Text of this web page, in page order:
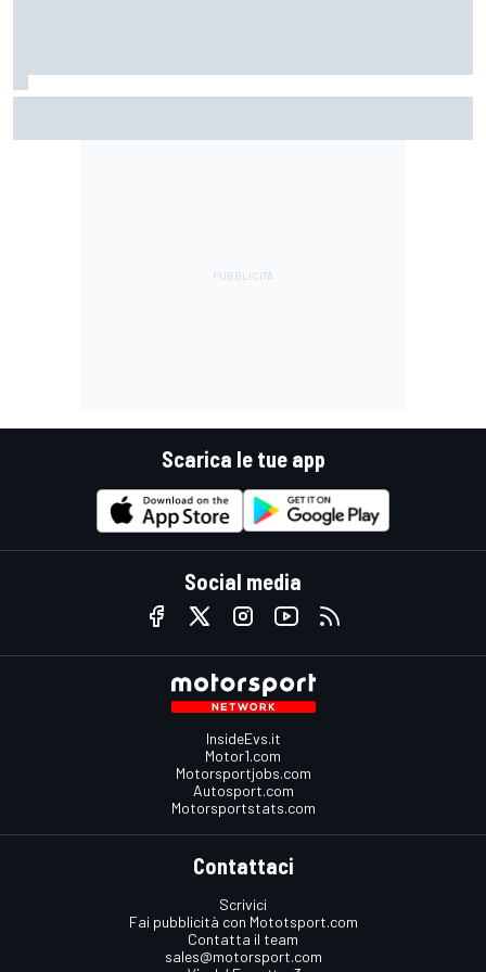
Scarica le tue app
Social media
InsideEvs.it
Motor1.com
Motorsportjobs.com
Autosport.com
Motorsportstats.com
Contattaci
Scrivici
Fai pubblicità con Mototsport.com
Contatta il team
sales@motorsport.com